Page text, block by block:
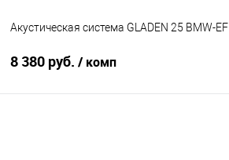
Акустическая система GLADEN 25 BMW-EF
8 380 руб. / комп